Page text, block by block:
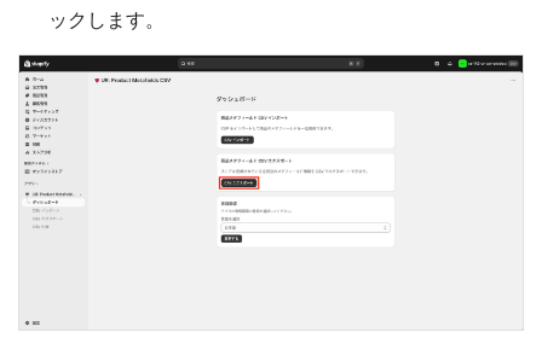
ックします。